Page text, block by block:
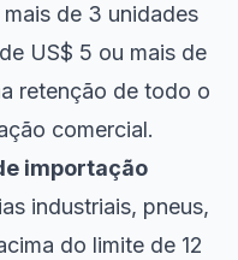
de 3 unidades
US$ 5 ou mais de
retenção de todo o
comercial.
importação
industriais, pneus,
do limite de 12